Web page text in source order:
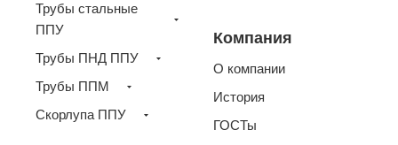
Трубы стальные
ППУ
Трубы ПНД ППУ
Трубы ППМ
Скорлупа ППУ
Компания
О компании
История
ГОСТы